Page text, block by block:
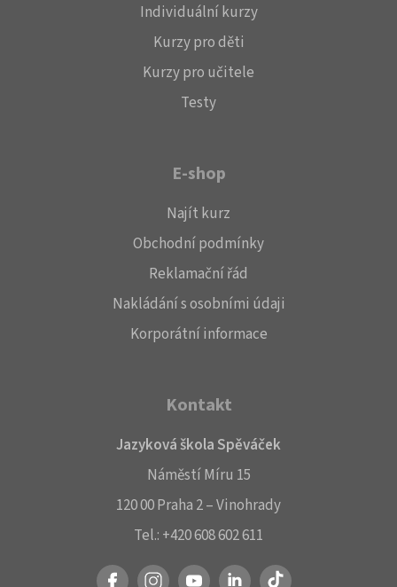
Individuální kurzy
Kurzy pro děti
Kurzy pro učitele
Testy
E-shop
Najít kurz
Obchodní podmínky
Reklamační řád
Nakládání s osobními údaji
Korporátní informace
Kontakt
Jazyková škola Spěváček
Náměstí Míru 15
120 00 Praha 2 – Vinohrady
Tel.: +420 608 602 611